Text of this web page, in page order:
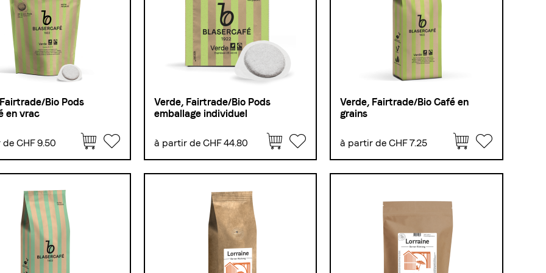
Bio Pods
en vrac
CHF 9.50
Verde, Fairtrade/Bio Pods
emballage individuel
à partir de CHF 44.80
Verde, Fairtrade/Bio Café en
grains
à partir de CHF 7.25